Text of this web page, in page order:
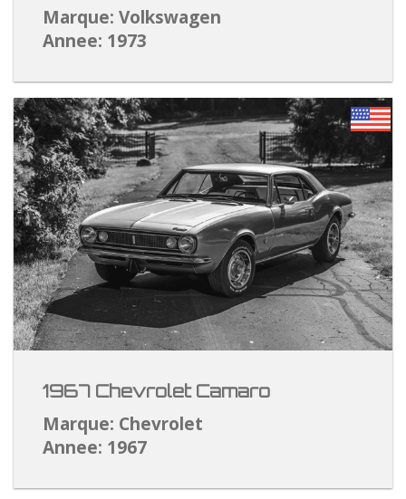
Marque: Volkswagen
Annee: 1973
1967 Chevrolet Camaro
Marque: Chevrolet
Annee: 1967